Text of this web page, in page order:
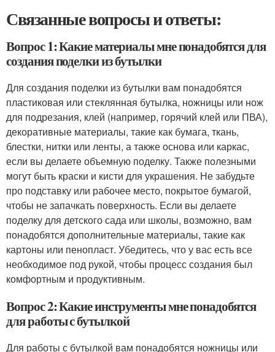
Связанные вопросы и ответы:
Вопрос 1: Какие материалы мне понадобятся для
создания поделки из бутылки
Для создания поделки из бутылки вам понадобятся
пластиковая или стеклянная бутылка, ножницы или нож
для подрезания, клей (например, горячий клей или ПВА),
декоративные материалы, такие как бумага, ткань,
блестки, нитки или ленты, а также основа или каркас,
если вы делаете объемную поделку. Также полезными
могут быть краски и кисти для украшения. Не забудьте
про подставку или рабочее место, покрытое бумагой,
чтобы не запачкать поверхность. Если вы делаете
поделку для детского сада или школы, возможно, вам
понадобятся дополнительные материалы, такие как
картоны или пенопласт. Убедитесь, что у вас есть все
необходимое под рукой, чтобы процесс создания был
комфортным и продуктивным.
Вопрос 2: Какие инструменты мне понадобятся
для работы с бутылкой
Для работы с бутылкой вам понадобятся ножницы или